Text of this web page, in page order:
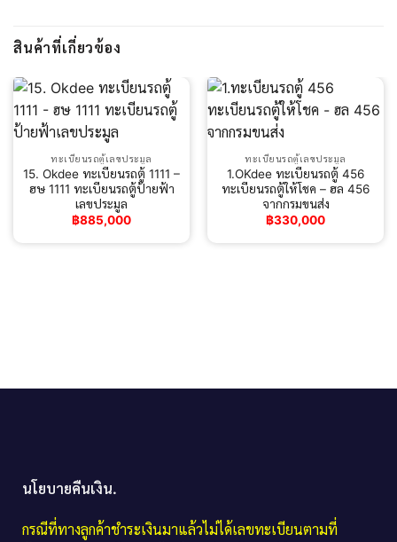
สินค้าที่เกี่ยวข้อง
ทะเบียนรถตู้เลขประมูล
15. Okdee ทะเบียนรถตู้ 1111 –
ฮษ 1111 ทะเบียนรถตู้ป้ายฟ้า
เลขประมูล
฿885,000
ทะเบียนรถตู้เลขประมูล
1.OKdee ทะเบียนรถตู้ 456
ทะเบียนรถตู้ให้โชค – ฮล 456
จากกรมขนส่ง
฿330,000
นโยบายคืนเงิน.
กรณีที่ทางลูกค้าชำระเงินมาแล้วไม่ได้เลขทะเบียนตามที่